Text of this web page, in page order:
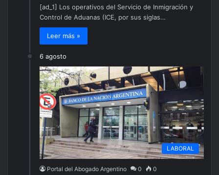
[ad_1] Los operativos del Servicio de Inmigración y
Control de Aduanas (ICE, por sus siglas…
Leer más »
6 agosto
LABORAL
Portal del Abogado Argentino 0 0